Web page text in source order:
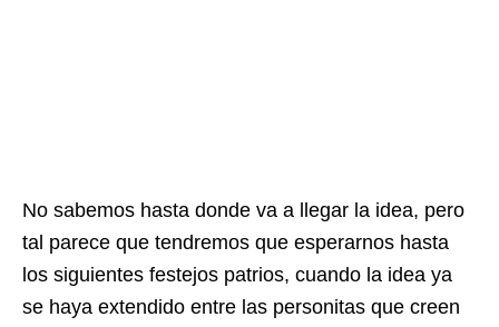
No sabemos hasta donde va a llegar la idea, pero
tal parece que tendremos que esperarnos hasta
los siguientes festejos patrios, cuando la idea ya
se haya extendido entre las personitas que creen